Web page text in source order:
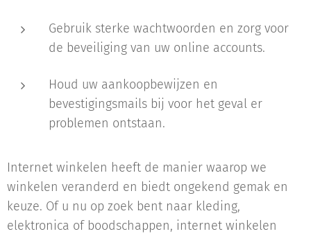
Gebruik sterke wachtwoorden en zorg voor
de beveiliging van uw online accounts.
Houd uw aankoopbewijzen en
bevestigingsmails bij voor het geval er
problemen ontstaan.
Internet winkelen heeft de manier waarop we
winkelen veranderd en biedt ongekend gemak en
keuze. Of u nu op zoek bent naar kleding,
elektronica of boodschappen, internet winkelen